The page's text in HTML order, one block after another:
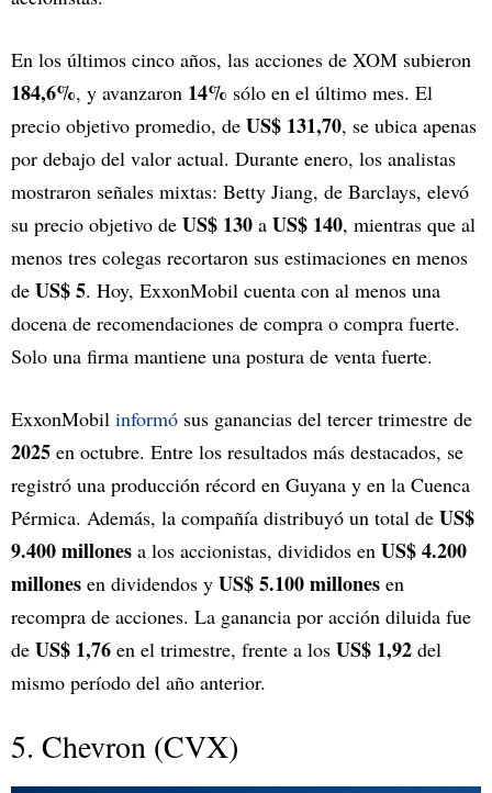
En los últimos cinco años, las acciones de XOM subieron
184,6%, y avanzaron 14% sólo en el último mes. El
precio objetivo promedio, de US$ 131,70, se ubica apenas
por debajo del valor actual. Durante enero, los analistas
mostraron señales mixtas: Betty Jiang, de Barclays, elevó
su precio objetivo de US$ 130 a US$ 140, mientras que al
menos tres colegas recortaron sus estimaciones en menos
de US$ 5. Hoy, ExxonMobil cuenta con al menos una
docena de recomendaciones de compra o compra fuerte.
Solo una firma mantiene una postura de venta fuerte.
ExxonMobil informó sus ganancias del tercer trimestre de
2025 en octubre. Entre los resultados más destacados, se
registró una producción récord en Guyana y en la Cuenca
Pérmica. Además, la compañía distribuyó un total de US$
9.400 millones a los accionistas, divididos en US$ 4.200
millones en dividendos y US$ 5.100 millones en
recompra de acciones. La ganancia por acción diluida fue
de US$ 1,76 en el trimestre, frente a los US$ 1,92 del
mismo período del año anterior.
5. Chevron (CVX)